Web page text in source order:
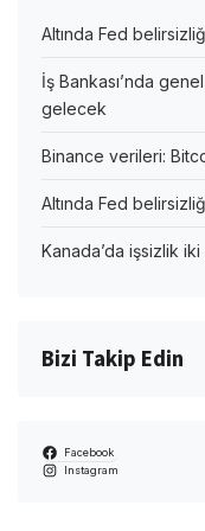
Altında Fed
İş Bankası’nda
gelecek
Binance verileri:
Altında Fed
Kanada’da işsizlik
Bizi Takip Edin
Facebook
Instagram